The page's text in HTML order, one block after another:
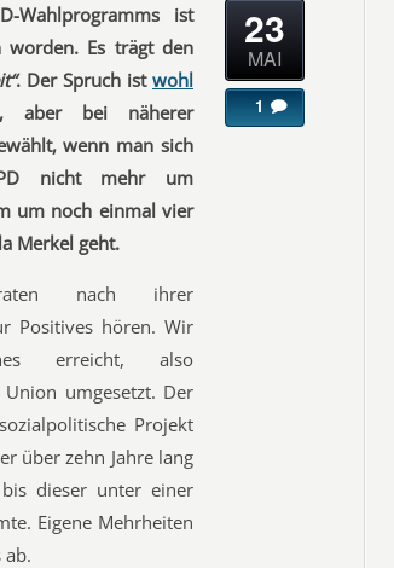
Wahlprogramms ist
worden. Es trägt den
. Der Spruch ist wohl
, aber bei näherer
wenn man sich
nicht mehr um
um noch einmal vier
Merkel geht.
nach ihrer
Positives hören. Wir
erreicht, also
umgesetzt. Der
Projekt
über zehn Jahre lang
dieser unter einer
Eigene Mehrheiten
ab.
23
MAI
1